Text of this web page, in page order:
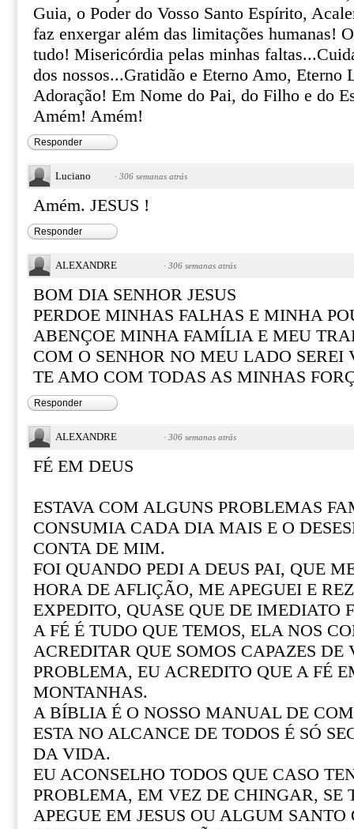
Guia, o Poder do Vosso Santo Espírito,
faz enxergar além das limitações humanas!
tudo! Misericórdia pelas minhas
dos nossos...Gratidão e Eterno Amo, Eterno
Adoração! Em Nome do Pai, do Filho e do
Amém! Amém!
Responder
Luciano · 306 semanas atrás
Amém. JESUS !
Responder
ALEXANDRE · 306 semanas atrás
BOM DIA SENHOR JESUS
PERDOE MINHAS FALHAS E MINHA
ABENÇOE MINHA FAMÍLIA E MEU
COM O SENHOR NO MEU LADO SEREI
TE AMO COM TODAS AS MINHAS
Responder
ALEXANDRE · 306 semanas atrás
FÉ EM DEUS
ESTAVA COM ALGUNS PROBLEMAS
CONSUMIA CADA DIA MAIS E O
CONTA DE MIM.
FOI QUANDO PEDI A DEUS PAI, QUE
HORA DE AFLIÇÃO, ME APEGUEI E
EXPEDITO, QUASE QUE DE IMEDIATO
A FÉ É TUDO QUE TEMOS, ELA NOS
ACREDITAR QUE SOMOS CAPAZES DE
PROBLEMA, EU ACREDITO QUE A FÉ
MONTANHAS.
A BÍBLIA É O NOSSO MANUAL DE
ESTA NO ALCANCE DE TODOS É SÓ
DA VIDA.
EU ACONSELHO TODOS QUE CASO
PROBLEMA, EM VEZ DE CHINGAR, SE
APEGUE EM JESUS OU ALGUM SANTO